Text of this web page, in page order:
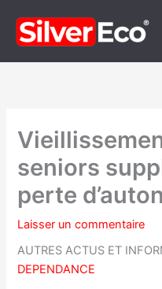
contenu
seniors
perte
Laisser un commentaire
AUTRES ACTUS ET
DEPENDANCE